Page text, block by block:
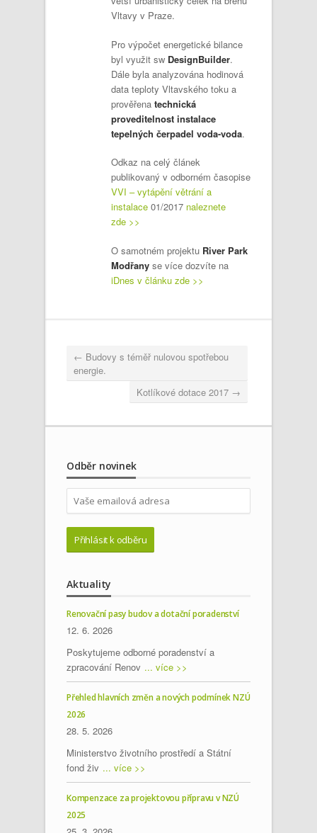
Vltavy v Praze.
Pro výpočet energetické bilance
byl využit sw DesignBuilder.
Dále byla analyzována hodinová
data teploty Vltavského toku a
prověřena technická
proveditelnost instalace
tepelných čerpadel voda-voda.
Odkaz na celý článek
publikovaný v odborném časopise
VVI – vytápění větrání a
instalace 01/2017 naleznete
zde >>
O samotném projektu River Park
Modřany se více dozvíte na
iDnes v článku zde >>
← Budovy s téměř nulovou spotřebou
energie.
Kotlíkové dotace 2017 →
Odběr novinek
Aktuality
Renovační pasy budov a dotační poradenství
12. 6. 2026
Poskytujeme odborné poradenství a
zpracování Renov ... více >>
Přehled hlavních změn a nových podmínek NZÚ
2026
28. 5. 2026
Ministerstvo životního prostředí a Státní
fond živ ... více >>
Kompenzace za projektovou přípravu v NZÚ
2025